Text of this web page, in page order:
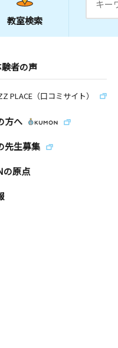
教室検索
者の声
PLACE（口コミサイト）
方へ
先生募集
の原点